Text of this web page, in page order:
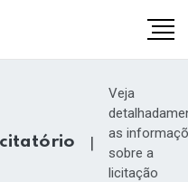
|
Veja
as
sobre a
licitação